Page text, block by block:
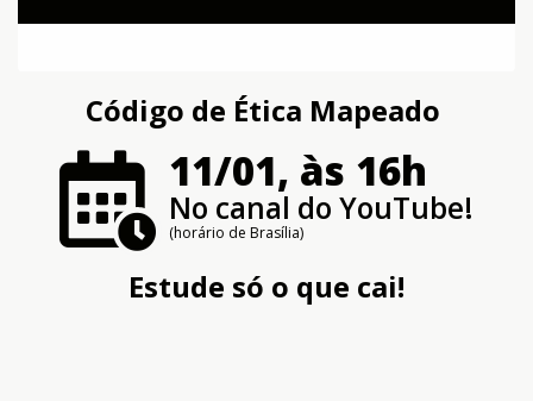
Código de Ética Mapeado
11/01, às 16h
No canal do YouTube!
(horário de Brasília)
Estude só o que cai!